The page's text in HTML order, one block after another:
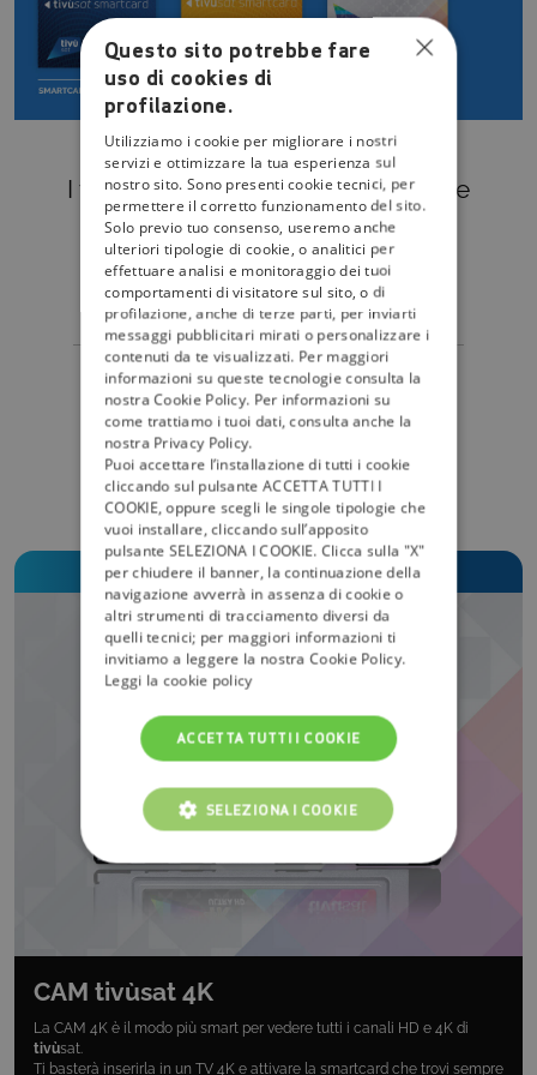
I tuoicanali preferitinella migliore
qualità gratuitadi sempre.
130+
canali
70
GUARDA TUTTI I CANALI
Scegli il prodotto tivùsatpiù adatto a te!
CAM tivùsat 4K
La CAM 4K è il modo più smart per vedere tutti i canali HD e 4K di
tivùsat.
Ti basterà inserirla in un TV 4K e attivare la smartcard che trovi sempre
Questo sito potrebbe fare
uso di cookies di
profilazione.
Utilizziamo i cookie per migliorare i nostri
servizi e ottimizzare la tua esperienza sul
nostro sito. Sono presenti cookie tecnici, per
permettere il corretto funzionamento del sito.
Solo previo tuo consenso, useremo anche
ulteriori tipologie di cookie, o analitici per
effettuare analisi e monitoraggio dei tuoi
comportamenti di visitatore sul sito, o di
profilazione, anche di terze parti, per inviarti
messaggi pubblicitari mirati o personalizzare i
contenuti da te visualizzati. Per maggiori
informazioni su queste tecnologie consulta la
nostra Cookie Policy. Per informazioni su
come trattiamo i tuoi dati, consulta anche la
nostra Privacy Policy.
Puoi accettare l’installazione di tutti i cookie
cliccando sul pulsante ACCETTA TUTTI I
COOKIE, oppure scegli le singole tipologie che
vuoi installare, cliccando sull’apposito
pulsante SELEZIONA I COOKIE. Clicca sulla "X"
per chiudere il banner, la continuazione della
navigazione avverrà in assenza di cookie o
altri strumenti di tracciamento diversi da
quelli tecnici; per maggiori informazioni ti
invitiamo a leggere la nostra Cookie Policy.
Leggi la cookie policy
ACCETTA TUTTI I COOKIE
SELEZIONA I COOKIE
COOKIE TECNICI
COOKIE ANALITICI
COOKIE DI PROFILAZIONE
FUNZIONALITÀ